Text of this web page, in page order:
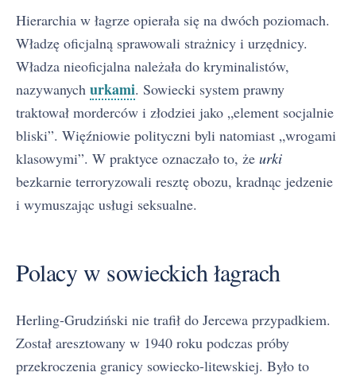
Hierarchia w łagrze opierała się na dwóch poziomach.
Władzę oficjalną sprawowali strażnicy i urzędnicy.
Władza nieoficjalna należała do kryminalistów,
nazywanych urkami. Sowiecki system prawny
traktował morderców i złodziei jako „element socjalnie
bliski”. Więźniowie polityczni byli natomiast „wrogami
klasowymi”. W praktyce oznaczało to, że urki
bezkarnie terroryzowali resztę obozu, kradnąc jedzenie
i wymuszając usługi seksualne.
Polacy w sowieckich łagrach
Herling-Grudziński nie trafił do Jercewa przypadkiem.
Został aresztowany w 1940 roku podczas próby
przekroczenia granicy sowiecko-litewskiej. Było to